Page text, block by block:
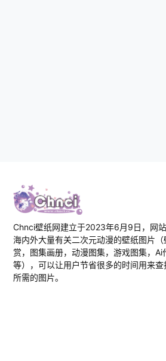
Chnci壁纸网建立于2023年6月9日，网
海内外大量有关二次元动漫的壁纸图片（
赏，图集画册，动漫图集，游戏图集，Ai
等），可以让用户节省很多的时间用来查
所需的图片。